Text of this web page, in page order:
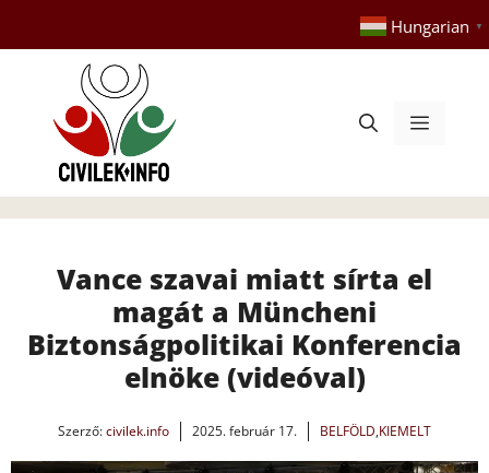
tartalomba
Hungarian ▼
Menü
Vance szavai miatt sírta el
magát a Müncheni
Biztonságpolitikai Konferencia
elnöke (videóval)
Szerző:civilek.info 2025. február 17. BELFÖLD,KIEMELT